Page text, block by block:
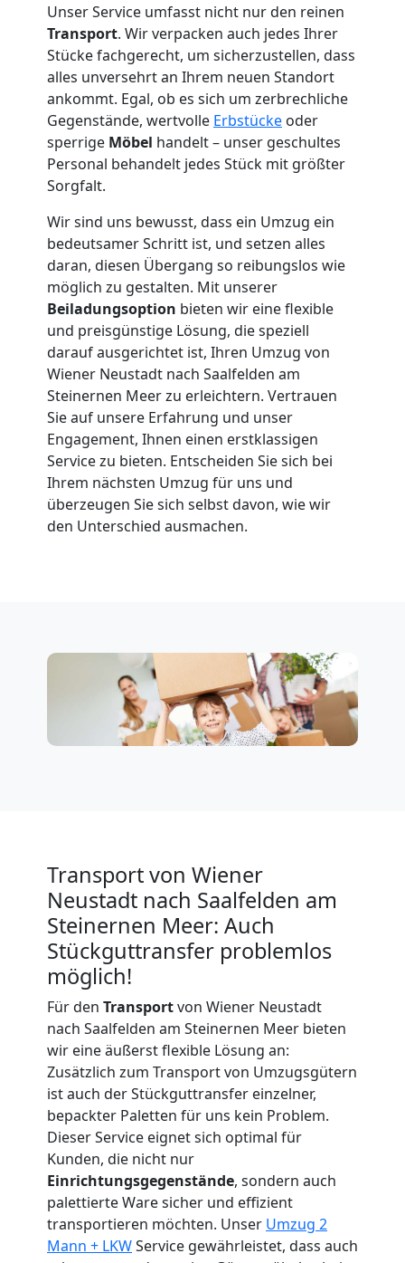
Unser Service umfasst nicht nur den reinen
Transport. Wir verpacken auch jedes Ihrer
Stücke fachgerecht, um sicherzustellen, dass
alles unversehrt an Ihrem neuen Standort
ankommt. Egal, ob es sich um zerbrechliche
Gegenstände, wertvolle Erbstücke oder
sperrige Möbel handelt – unser geschultes
Personal behandelt jedes Stück mit größter
Sorgfalt.
Wir sind uns bewusst, dass ein Umzug ein
bedeutsamer Schritt ist, und setzen alles
daran, diesen Übergang so reibungslos wie
möglich zu gestalten. Mit unserer
Beiladungsoption bieten wir eine flexible
und preisgünstige Lösung, die speziell
darauf ausgerichtet ist, Ihren Umzug von
Wiener Neustadt nach Saalfelden am
Steinernen Meer zu erleichtern. Vertrauen
Sie auf unsere Erfahrung und unser
Engagement, Ihnen einen erstklassigen
Service zu bieten. Entscheiden Sie sich bei
Ihrem nächsten Umzug für uns und
überzeugen Sie sich selbst davon, wie wir
den Unterschied ausmachen.
Transport von Wiener
Neustadt nach Saalfelden am
Steinernen Meer: Auch
Stückguttransfer problemlos
möglich!
Für den Transportvon Wiener Neustadt
nach Saalfelden am Steinernen Meer bieten
wir eine äußerst flexible Lösung an:
Zusätzlich zum Transport von Umzugsgütern
ist auch der Stückguttransfer einzelner,
bepackter Paletten für uns kein Problem.
Dieser Service eignet sich optimal für
Kunden, die nicht nur
Einrichtungsgegenstände, sondern auch
palettierte Ware sicher und effizient
transportieren möchten. Unser Umzug 2
Mann + LKWService gewährleistet, dass auch
Übersiedlung
Wiener
Neustadt
Klaviertransport
Wiener
Neustadt
Privatumzug
Wiener
Neustadt
Tresortransport
Neustadt
Umzug
Wiener
Neustadt
Fernumzug
Wiener
Neustadt
Firmenumzug
Wiener